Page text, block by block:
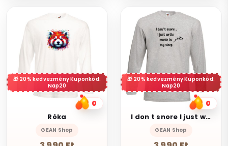
20% kedvezmény Kuponkód:
Nap20
0
Róka
GEAN Shop
20% kedvezmény Kuponkód:
Nap20
0
I don t snore I just write music in my sleep
GEAN Shop